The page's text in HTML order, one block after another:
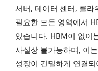
서버, 데이터 센터, 클라
필요한 모든 영역에서
있습니다. HBM이 없이
사실상 불가능하며, 이
성장이 긴밀하게 연결